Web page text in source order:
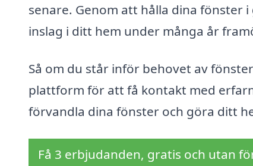
senare. Genom att hålla dina fönster
inslag i ditt hem under många år
Så om du står inför behovet av
plattform för att få kontakt med
förvandla dina fönster och göra ditt
Få 3 erbjudanden, gratis och utan